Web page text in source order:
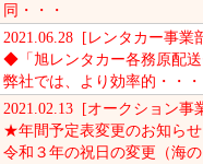
同・・・
2021.06.28 [レンタカー事業
◆「旭レンタカー各務原配
弊社では、より効率的・・・
2021.02.13 [オークション事
★年間予定表変更のお知ら
令和３年の祝日の変更（海